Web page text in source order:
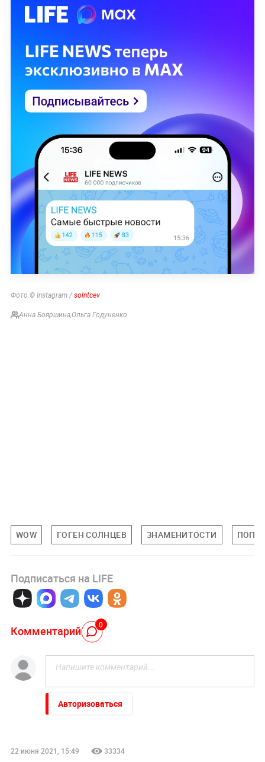
Фото © Instagram / solntcev
Анна Бояршина,Ольга Годуненко
WOW ГОГЕН СОЛНЦЕВ ЗНАМЕНИТОСТИ ПОП-
Подписаться на LIFE
Комментарий 0
Авторизоваться
22 июня 2021, 15:49 33334